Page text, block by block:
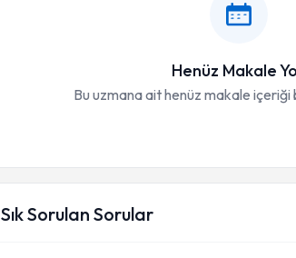
Henüz Makale
Bu uzmana ait henüz makale içeriği
Sık Sorulan Sorular